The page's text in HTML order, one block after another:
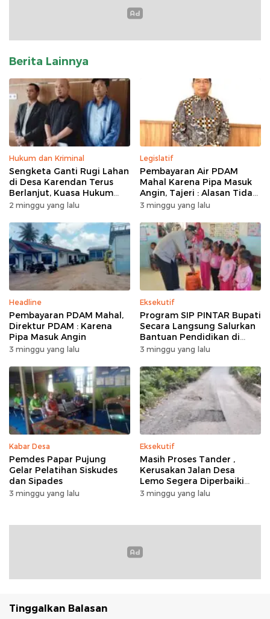
Berita Lainnya
Hukum dan Kriminal
Sengketa Ganti Rugi Lahan
di Desa Karendan Terus
Berlanjut, Kuasa Hukum
Ajukan Kasasi
2 minggu yang lalu
Legislatif
Pembayaran Air PDAM
Mahal Karena Pipa Masuk
Angin, Tajeri : Alasan Tidak
Masuk Akal
3 minggu yang lalu
Headline
Pembayaran PDAM Mahal,
Direktur PDAM : Karena
Pipa Masuk Angin
3 minggu yang lalu
Eksekutif
Program SIP PINTAR Bupati
Secara Langsung Salurkan
Bantuan Pendidikan di
Desa Mampuak ll
3 minggu yang lalu
Kabar Desa
Pemdes Papar Pujung
Gelar Pelatihan Siskudes
dan Sipades
3 minggu yang lalu
Eksekutif
Masih Proses Tander ,
Kerusakan Jalan Desa
Lemo Segera Diperbaiki
Tahun Ini
3 minggu yang lalu
Tinggalkan Balasan